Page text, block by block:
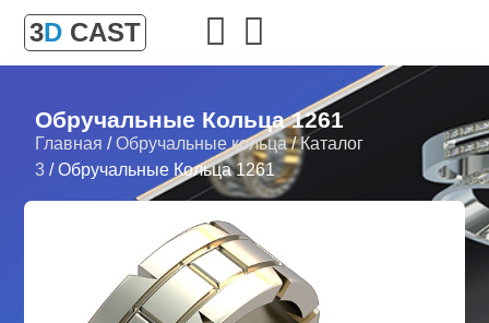
3D CAST
Обручальные Кольца 1261
Главная /Обручальные кольца/Каталог
3 / Обручальные Кольца 1261